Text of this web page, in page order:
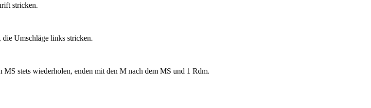
stricken.
Umschläge links stricken.
stets wiederholen, enden mit den M nach dem MS und 1 Rdm.